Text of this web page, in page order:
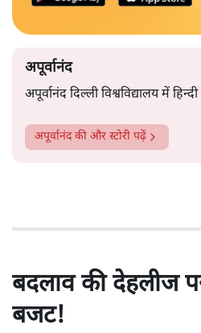
अपूर्वानंद
अपूर्वानंद दिल्ली विश्वविद्यालय में
अपूर्वानंदकी और स्टोरी पढ़ें
बदलाव की देहलीज
बजट!